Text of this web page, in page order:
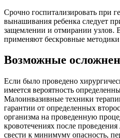
Срочно госпитализировать при
вынашивания ребенка следует
защемлении и отмирании узлов.
применяют бескровные
Возможные
Если было проведено
имеется вероятность
Малоинвазивные техники
гарантии от определенных
организма на проведенную
кровотечениях после
свести к минимуму опасность,